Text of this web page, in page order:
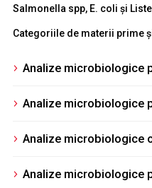
Salmonella spp, E. coli și
Categoriile de materii prime
Analize microbiologice
Analize microbiologice
Analize microbiologice
Analize microbiologice